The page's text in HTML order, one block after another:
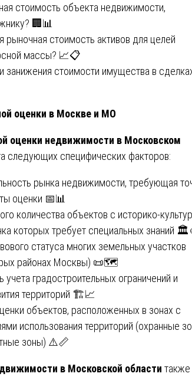
стоимость объекта недвижимости,
🏢📊
рыночная стоимость активов для целей
массы? 📈📋
занижения стоимости имущества в
оценки в Москве и МО
оценки недвижимости в Московском
следующих специфических факторов:
рынка недвижимости, требующая
оценки 📅📊
количества объектов с историко-
которых требует специальных знаний
статуса многих земельных участков
районах Москвы) 📜🗺️
учета градостроительных ограничений и
территорий 🏗️📈
объектов, расположенных в зонах с
использования территорий (охранные
зоны) ⚠️📏
в Московской области также